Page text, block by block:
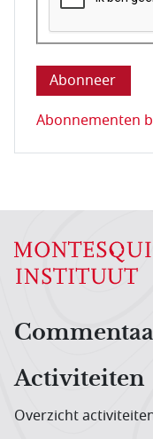
Deze vraag is
Abonnementen
Activiteiten
Overzicht